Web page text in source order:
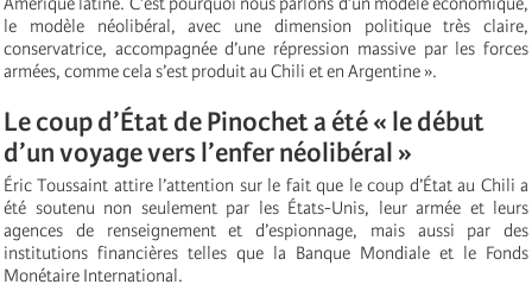
le modèle néolibéral, avec une dimension politique très claire,
conservatrice, accompagnée d’une répression massive par les forces
armées, comme cela s’est produit au Chili et en Argentine ».
Le coup d’État de Pinochet a été « le début
d’un voyage vers l’enfer néolibéral »
Éric Toussaint attire l’attention sur le fait que le coup d’État au Chili a
été soutenu non seulement par les États-Unis, leur armée et leurs
agences de renseignement et d’espionnage, mais aussi par des
institutions financières telles que la Banque Mondiale et le Fonds
Monétaire International.